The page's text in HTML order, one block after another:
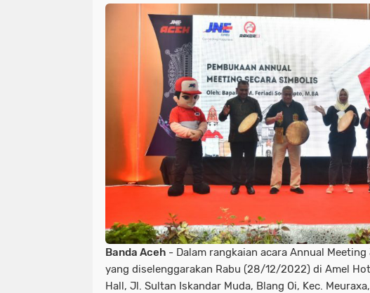
Banda Aceh - Dalam rangkaian acara Annual Meeting
yang diselenggarakan Rabu (28/12/2022) di Amel
Hall, Jl. Sultan Iskandar Muda, Blang Oi, Kec.